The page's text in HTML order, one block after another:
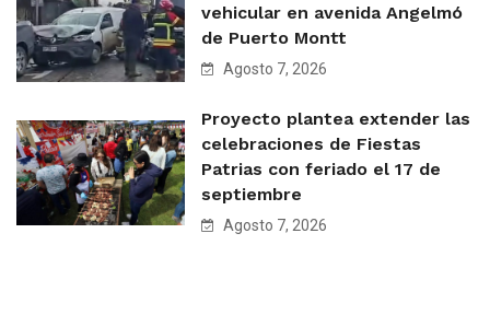
vehicular en avenida Angelmó
de Puerto Montt
Agosto 7, 2026
Proyecto plantea extender las
celebraciones de Fiestas
Patrias con feriado el 17 de
septiembre
Agosto 7, 2026